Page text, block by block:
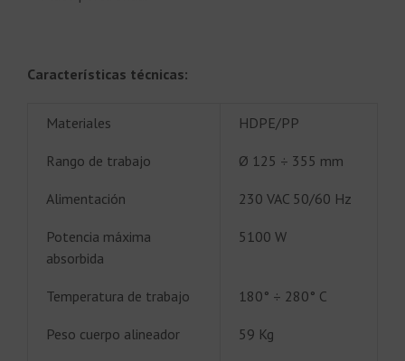
Características técnicas:
Materiales HDPE/PP
Rango de trabajo Ø 125 ÷ 355 mm
Alimentación 230 VAC 50/60 Hz
Potencia máxima
absorbida
5100 W
Temperatura de trabajo 180° ÷ 280° C
Peso cuerpo alineador 59 Kg